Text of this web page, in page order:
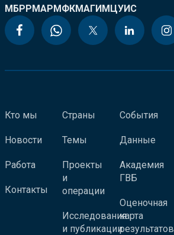
МБРРМАРМФКМАГИМЦУИС
Кто мы
Новости
Работа
Контакты
Страны
Темы
Проекты
и
операции
Исследования
и публикации
События
Данные
Академия
ГВБ
Оценочная
карта
результатов